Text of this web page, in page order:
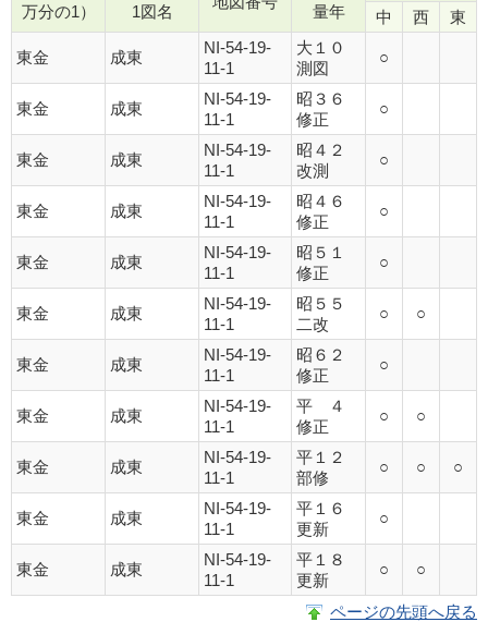
万分の1） 1図名 量年 中 西 東
東金 成東
NI-54-19-
11-1
大１０
測図
○
東金 成東
NI-54-19-
11-1
昭３６
修正
○
東金 成東
NI-54-19-
11-1
昭４２
改測
○
東金 成東
NI-54-19-
11-1
昭４６
修正
○
東金 成東
NI-54-19-
11-1
昭５１
修正
○
東金 成東
NI-54-19-
11-1
昭５５
二改
○ ○
東金 成東
NI-54-19-
11-1
昭６２
修正
○
東金 成東
NI-54-19-
11-1
平 ４
修正
○ ○
東金 成東
NI-54-19-
11-1
平１２
部修
○ ○ ○
東金 成東
NI-54-19-
11-1
平１６
更新
○
東金 成東
NI-54-19-
11-1
平１８
更新
○ ○
ページの先頭へ戻る